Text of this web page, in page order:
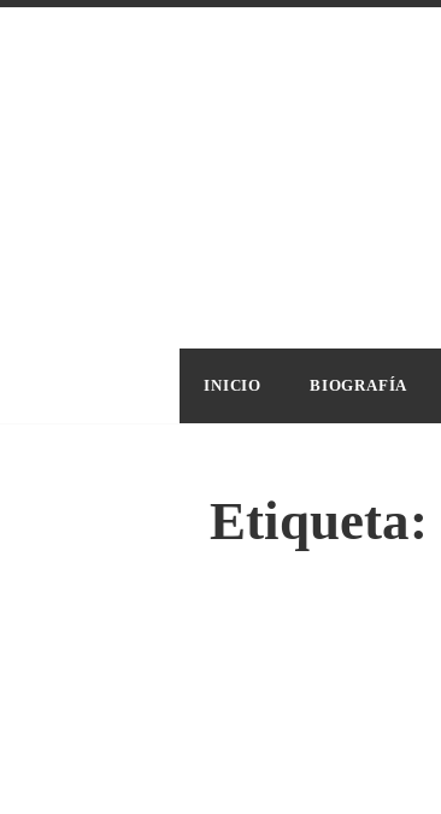
Saltar
INICIO BIOGRAFÍA
Etiqueta: